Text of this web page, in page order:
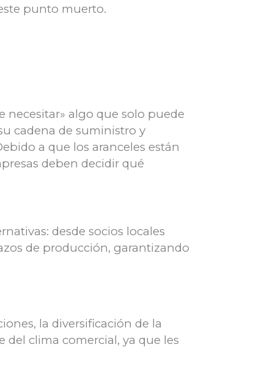
punto muerto.
necesitar» algo que solo puede
cadena de suministro y
a que los aranceles están
deben decidir qué
desde socios locales
de producción, garantizando
la diversificación de la
clima comercial, ya que les